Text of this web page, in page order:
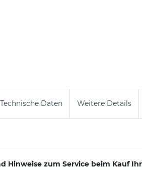
Technische Daten Weitere Details
Hinweise zum Service beim Kauf